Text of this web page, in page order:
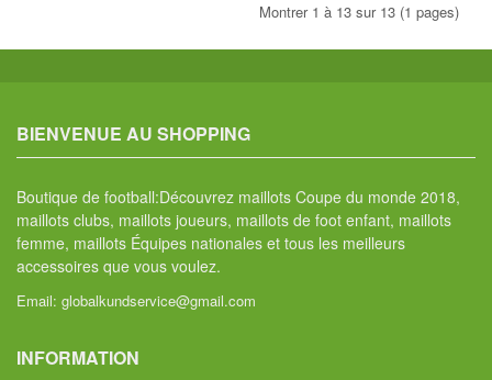
Montrer 1 à 13 sur 13 (1 pages)
BIENVENUE AU SHOPPING
Boutique de football:Découvrez maillots Coupe du monde 2018,
maillots clubs, maillots joueurs, maillots de foot enfant, maillots
femme, maillots Équipes nationales et tous les meilleurs
accessoires que vous voulez.
Email: globalkundservice@gmail.com
INFORMATION